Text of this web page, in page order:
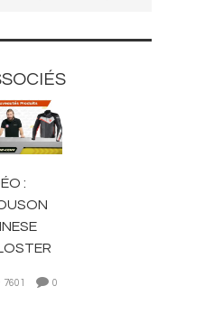
ET
VESTES
:
7601
0